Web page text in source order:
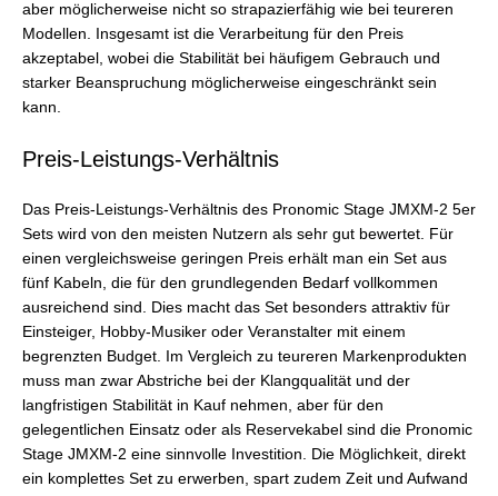
aber möglicherweise nicht so strapazierfähig wie bei teureren
Modellen. Insgesamt ist die Verarbeitung für den Preis
akzeptabel, wobei die Stabilität bei häufigem Gebrauch und
starker Beanspruchung möglicherweise eingeschränkt sein
kann.
Preis-Leistungs-Verhältnis
Das Preis-Leistungs-Verhältnis des Pronomic Stage JMXM-2 5er
Sets wird von den meisten Nutzern als sehr gut bewertet. Für
einen vergleichsweise geringen Preis erhält man ein Set aus
fünf Kabeln, die für den grundlegenden Bedarf vollkommen
ausreichend sind. Dies macht das Set besonders attraktiv für
Einsteiger, Hobby-Musiker oder Veranstalter mit einem
begrenzten Budget. Im Vergleich zu teureren Markenprodukten
muss man zwar Abstriche bei der Klangqualität und der
langfristigen Stabilität in Kauf nehmen, aber für den
gelegentlichen Einsatz oder als Reservekabel sind die Pronomic
Stage JMXM-2 eine sinnvolle Investition. Die Möglichkeit, direkt
ein komplettes Set zu erwerben, spart zudem Zeit und Aufwand